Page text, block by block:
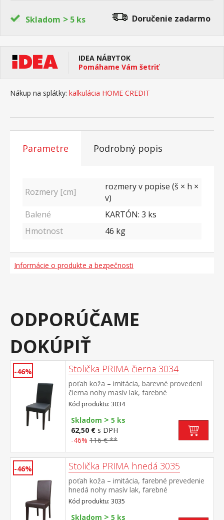
Skladom > 5 ks Doručenie zadarmo
IDEA NÁBYTOK
Pomáhame Vám šetriť
Nákup na splátky: kalkulácia HOME CREDIT
Parametre Podrobný popis
Rozmery [cm]
rozmery v popise (š × h ×
v)
Balené
KARTÓN: 3 ks
Hmotnost
46 kg
Informácie o produkte a bezpečnosti
ODPORÚČAME
DOKÚPIŤ
-46% Stolička PRIMA čierna 3034
poťah koža – imitácia, barevné provedení
čierna nohy masív lak, farebné
prevedenie tmavo hnedá výška sedu 47 cm,
odporúčaná nosnosť do 120 kg
Kód produktu: 3034
Skladom > 5 ks
62,50 € s DPH
-46% 116 € **
-46% Stolička PRIMA hnedá 3035
poťah koža – imitácia, farebné prevedenie
hnedá nohy masív lak, farebné
prevedenie tmavo hnedá výška sedu 47 cm,
odporúčaná nosnosť do 120 kg
Kód produktu: 3035
Skladom > 5 ks